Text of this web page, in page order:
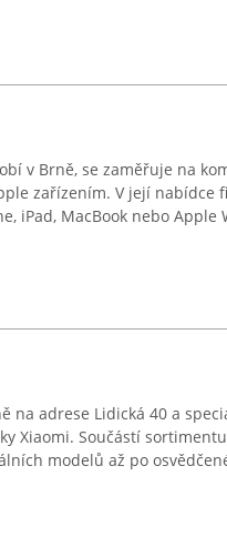
v Brně, se zaměřuje na
zařízením. V její nabídce
iPad, MacBook nebo Apple
na adrese Lidická 40 a
Xiaomi. Součástí
modelů až po